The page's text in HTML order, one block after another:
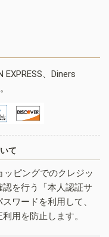
、Diners
て
ッピングでのクレジッ
を行う「本人認証サ
ワードを利用して、
用を防止します。